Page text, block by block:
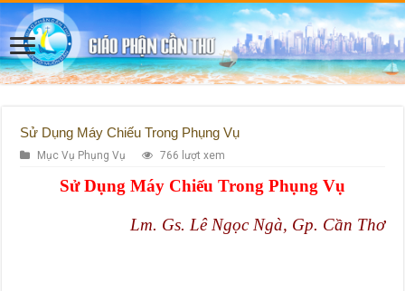
Sử Dụng Máy Chiếu Trong Phụng Vụ
Mục Vụ Phụng Vụ 766 lượt xem
Sử Dụng Máy Chiếu Trong Phụng Vụ
Lm. Gs. Lê Ngọc Ngà, Gp. Cần Thơ